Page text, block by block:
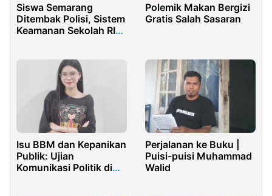
Siswa Semarang
Ditembak Polisi, Sistem
Keamanan Sekolah RI
Polemik Makan Bergizi
Gratis Salah Sasaran
Isu BBM dan Kepanikan
Publik: Ujian
Komunikasi Politik di
Perjalanan ke Buku |
Puisi-puisi Muhammad
Walid